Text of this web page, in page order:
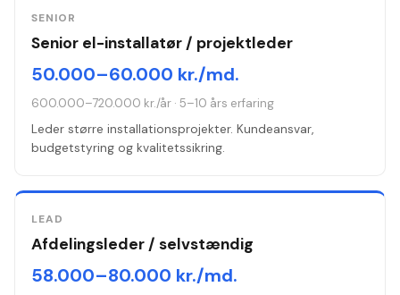
SENIOR
Senior el-installatør / projektleder
50.000–60.000 kr./md.
600.000–720.000 kr./år ·5–10 års erfaring
Leder større installationsprojekter. Kundeansvar,
budgetstyring og kvalitetssikring.
LEAD
Afdelingsleder / selvstændig
58.000–80.000 kr./md.